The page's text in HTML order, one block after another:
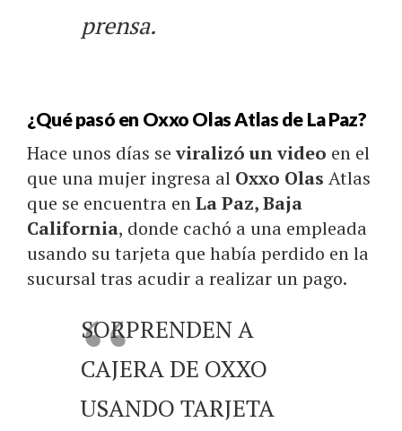
prensa.
¿Qué pasó en Oxxo Olas Atlas de La Paz?
Hace unos días seviralizó un video en el
que una mujer ingresa al Oxxo Olas Atlas
que se encuentra enLa Paz, Baja
California, donde cachó a una empleada
usando su tarjeta que había perdido en la
sucursal tras acudir a realizar un pago.
SORPRENDEN A
CAJERA DE OXXO
USANDO TARJETA